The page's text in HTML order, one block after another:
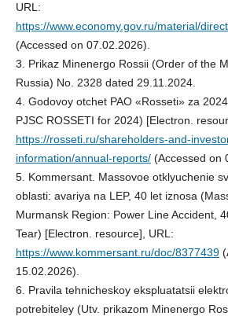
URL:
https://www.economy.gov.ru/material/
(Accessed on 07.02.2026).
3. Prikaz Minenergo Rossii (Order of the
Russia) No. 2328 dated 29.11.2024.
4. Godovoy otchet PAO «Rosseti» za
PJSC ROSSETI for 2024) [Electron.
https://rosseti.ru/shareholders-and-
information/annual-reports/(Accessed on
5. Kommersant. Massovoe otklyuchenie
oblasti: avariya na LEP, 40 let iznosa
Murmansk Region: Power Line Accident,
Tear) [Electron. resource], URL:
https://www.kommersant.ru/doc/8377439
15.02.2026).
6. Pravila tehnicheskoy ekspluatatsii
potrebiteley (Utv. prikazom Minenergo